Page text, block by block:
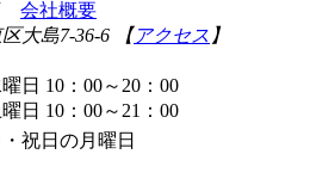
会社概要
大島7-36-6 【 アクセス 】
日 10：00～20：00
日 10：00～21：00
祝日の月曜日